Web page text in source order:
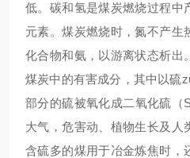
低。碳和氢是煤炭燃烧过程中
元素。煤炭燃烧时，氮不产生
化合物和氨，以游离状态析出
煤炭中的有害成分，其中以硫
部分的硫被氧化成二氧化硫（
大气，危害动、植物生长及人
含硫多的煤用于冶金炼焦时，